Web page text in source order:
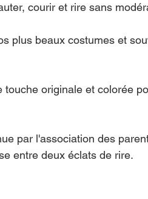
courir et rire sans
plus beaux costumes et
touche originale et colorée
par l'association des
entre deux éclats de rire.